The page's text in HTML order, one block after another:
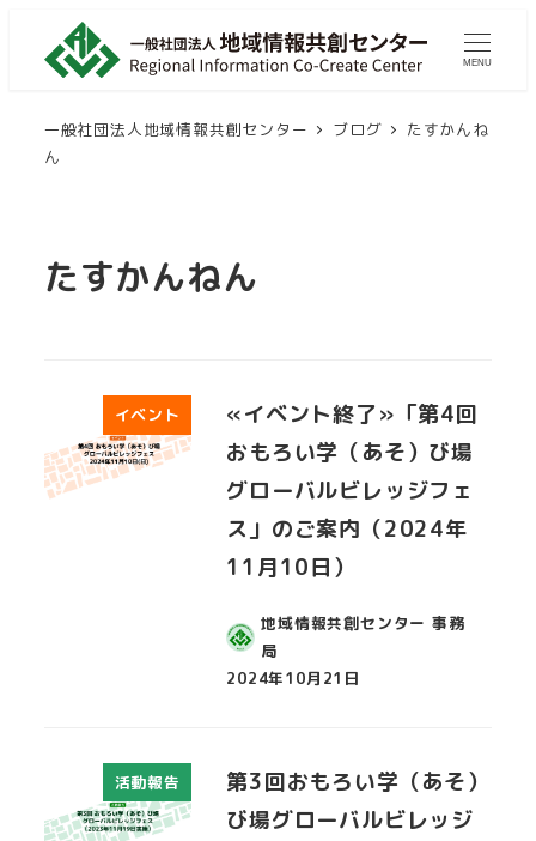
MENU
一般社団法人地域情報共創センター ブログ
たすかんね
ん
たすかんねん
イベント
«イベント終了»「第4回
おもろい学（あそ）び場
グローバルビレッジフェ
ス」のご案内（2024年
11月10日）
地域情報共創センター 事務
局
投稿日
2024年10月21日
活動報告
第3回おもろい学（あそ）
び場グローバルビレッジ